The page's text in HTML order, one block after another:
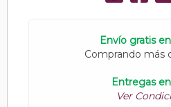
Envío gratis
Comprando más
Entregas
Ver